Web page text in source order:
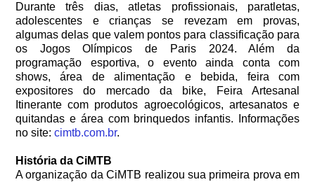
Durante três dias, atletas profissionais, paratletas,
adolescentes e crianças se revezam em provas,
algumas delas que valem pontos para classificação para
os Jogos Olímpicos de Paris 2024. Além da
programação esportiva, o evento ainda conta com
shows, área de alimentação e bebida, feira com
expositores do mercado da bike, Feira Artesanal
Itinerante com produtos agroecológicos, artesanatos e
quitandas e área com brinquedos infantis. Informações
no site: cimtb.com.br.
História da CiMTB
A organização da CiMTB realizou sua primeira prova em